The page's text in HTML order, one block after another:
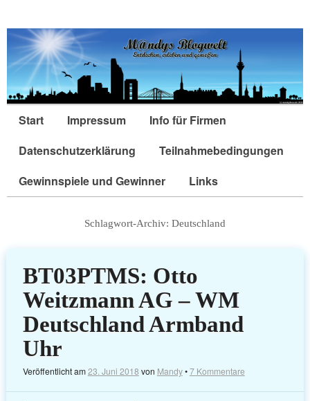
Start Impressum
Info für Firmen
Datenschutzerklärung
Teilnahmebedingungen
Gewinnspiele und Gewinner
Links
Schlagwort-Archiv: Deutschland
BT03PTMS: Otto
Weitzmann AG – WM
Deutschland Armband
Uhr
Veröffentlicht am23. Juni 2018 von Mandy•7 Kommentare